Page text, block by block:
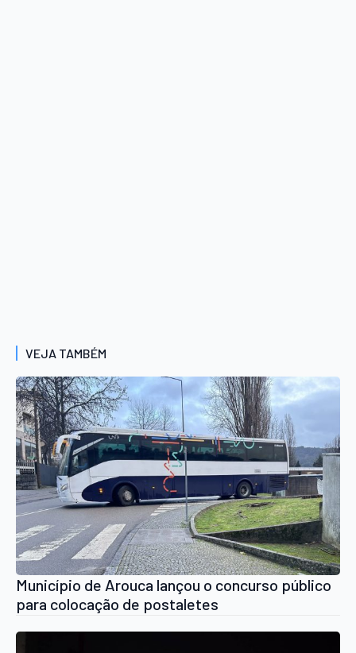
VEJA TAMBÉM
Município de Arouca lançou o concurso público
para colocação de postaletes